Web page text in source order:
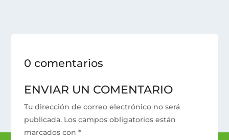
0 comentarios
ENVIAR UN COMENTARIO
Tu dirección de correo electrónico no será
publicada. Los campos obligatorios están
marcados con *